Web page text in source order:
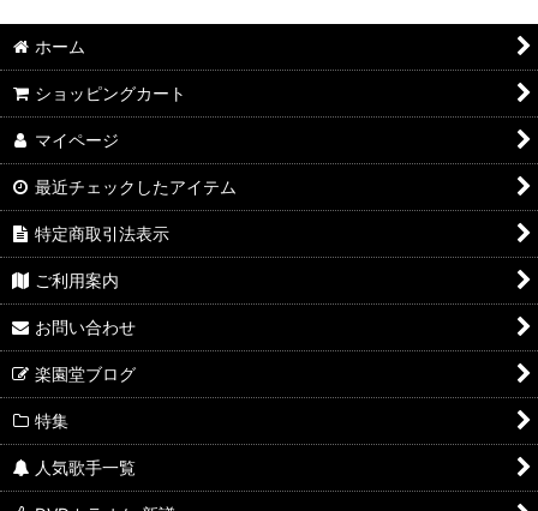
ホーム
ショッピングカート
マイページ
最近チェックしたアイテム
特定商取引法表示
ご利用案内
お問い合わせ
楽園堂ブログ
特集
人気歌手一覧